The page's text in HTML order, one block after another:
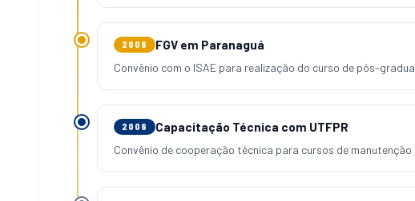
2008 FGV em Paranaguá
Convênio com o ISAE para realização do curso de pós-
2008 Capacitação Técnica com UTFPR
Convênio de cooperação técnica para cursos de manutenção